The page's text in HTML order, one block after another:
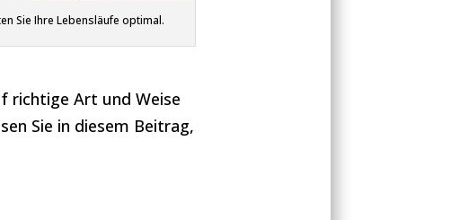
Sie Ihre Lebensläufe optimal.
richtige Art und Weise
Sie in diesem Beitrag,